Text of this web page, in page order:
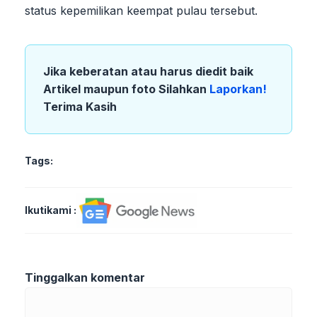
status kepemilikan keempat pulau tersebut.
Jika keberatan atau harus diedit baik
Artikel maupun foto Silahkan Laporkan!
Terima Kasih
Tags:
Ikutikami :
Tinggalkan komentar